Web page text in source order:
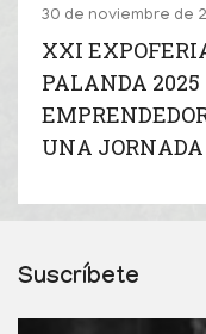
30 de noviembre de
XXI
PALANDA 2025
UNA
Suscríbete